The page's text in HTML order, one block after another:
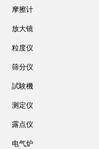
摩擦计
放大镜
粒度仪
筛分仪
試験機
测定仪
露点仪
电气炉